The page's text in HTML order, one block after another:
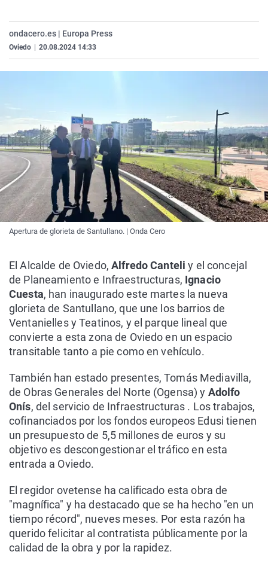
Operación Viuda
Navarra
ondacero.es | Europa Press
Oviedo 20.08.2024 14:33
Apertura de glorieta de Santullano. | Onda Cero
El Alcalde de Oviedo,Alfredo Canteli y el concejal
de Planeamiento e Infraestructuras, Ignacio
Cuesta, han inaugurado este martes la nueva
glorieta de Santullano, que une los barrios de
Ventanielles y Teatinos, y el parque lineal que
convierte a esta zona de Oviedo en un espacio
transitable tanto a pie como en vehículo.
También han estado presentes, Tomás Mediavilla,
de Obras Generales del Norte (Ogensa) y Adolfo
Onís, del servicio de Infraestructuras . Los trabajos,
cofinanciados por los fondos europeos Edusi tienen
un presupuesto de 5,5 millones de euros y su
objetivo es descongestionar el tráfico en esta
entrada a Oviedo.
El regidor ovetense ha calificado esta obra de
"magnífica" y ha destacado que se ha hecho "en un
tiempo récord", nueves meses. Por esta razón ha
querido felicitar al contratista públicamente por la
calidad de la obra y por la rapidez.